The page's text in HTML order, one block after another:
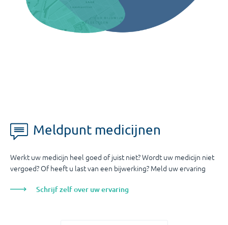
Meldpunt medicijnen
Werkt uw medicijn heel goed of juist niet? Wordt uw medicijn niet
vergoed? Of heeft u last van een bijwerking? Meld uw ervaring
Schrijf zelf over uw ervaring